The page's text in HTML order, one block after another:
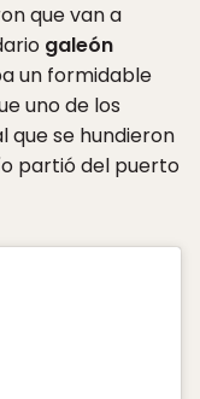
que van a
galeón
un formidable
uno de los
que se hundieron
partió del puerto